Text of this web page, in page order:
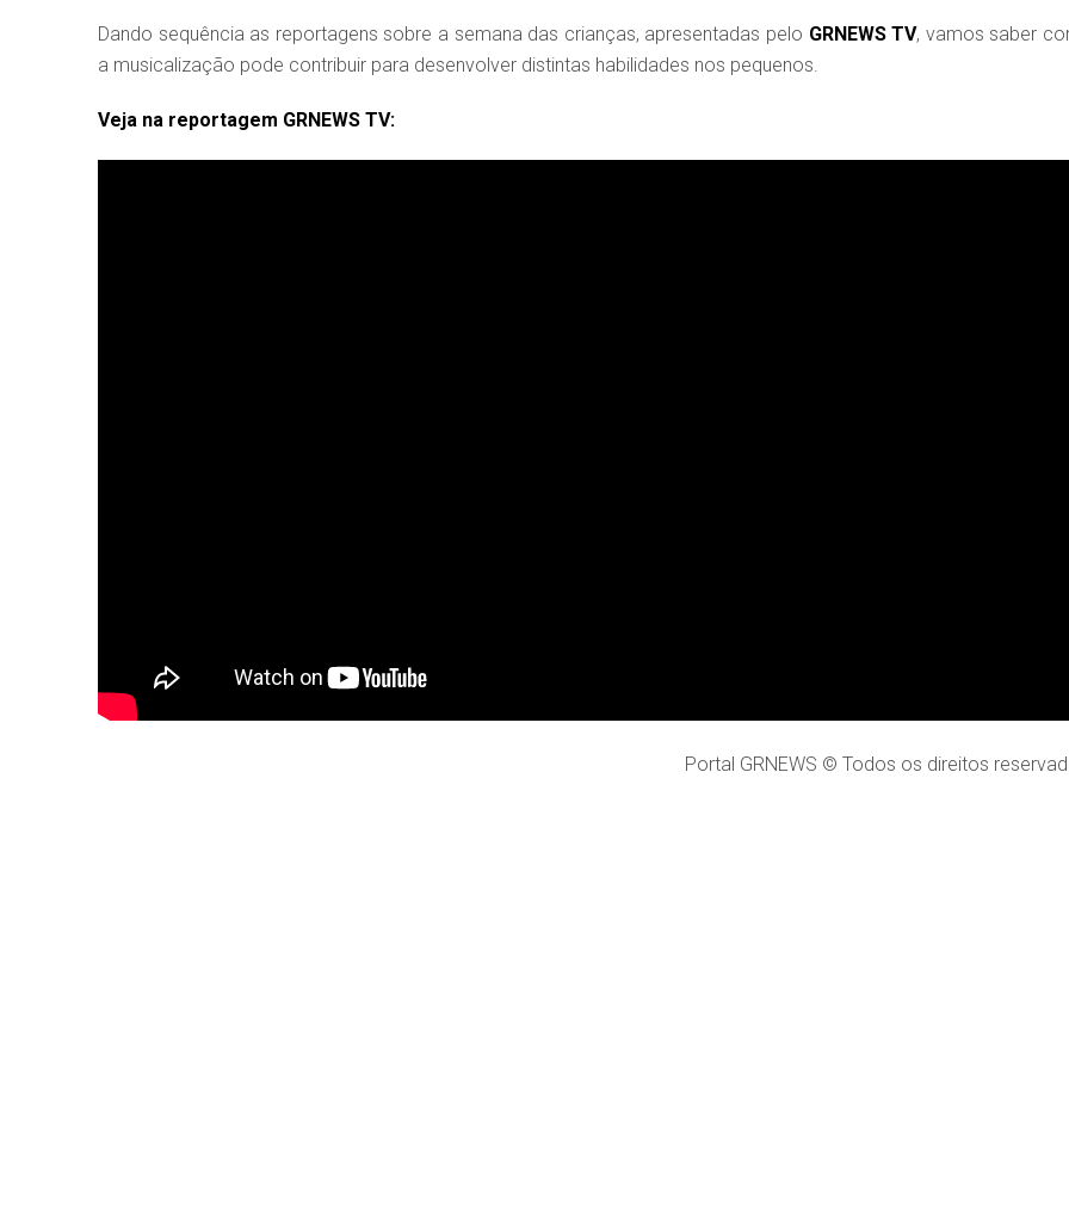
Dando sequência as reportagens sobre a semana das crianças, apresentadas pelo GRNEWS TV, vamos saber
a musicalização pode contribuir para desenvolver distintas habilidades nos pequenos.
Veja na reportagem GRNEWS TV:
Portal GRNEWS © Todos os direitos